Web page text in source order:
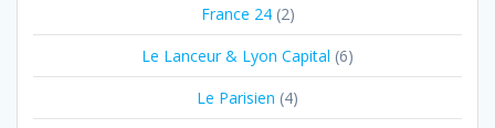
France 24(2)
Le Lanceur & Lyon Capital (6)
Le Parisien (4)